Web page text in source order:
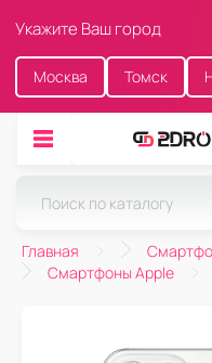
Укажите Ваш город
Москва Томск
Главная
Смартфоны Apple